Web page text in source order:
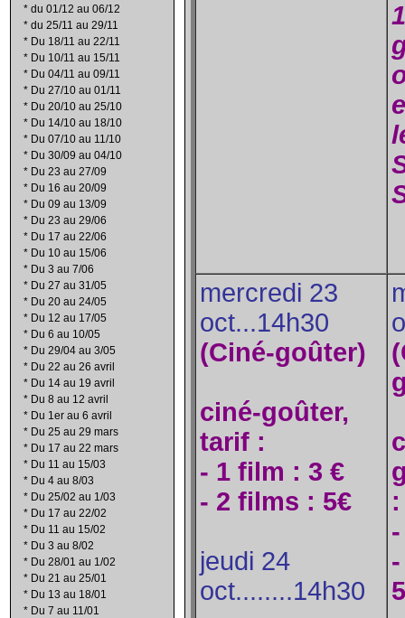
* du 01/12 au 06/12
* du 25/11 au 29/11
* Du 18/11 au 22/11
* Du 10/11 au 15/11
* Du 04/11 au 09/11
* Du 27/10 au 01/11
* Du 20/10 au 25/10
* Du 14/10 au 18/10
* Du 07/10 au 11/10
* Du 30/09 au 04/10
* Du 23 au 27/09
* Du 16 au 20/09
* Du 09 au 13/09
* Du 23 au 29/06
* Du 17 au 22/06
* Du 10 au 15/06
* Du 3 au 7/06
* Du 27 au 31/05
* Du 20 au 24/05
* Du 12 au 17/05
* Du 6 au 10/05
* Du 29/04 au 3/05
* Du 22 au 26 avril
* Du 14 au 19 avril
* Du 8 au 12 avril
* Du 1er au 6 avril
* Du 25 au 29 mars
* Du 17 au 22 mars
* Du 11 au 15/03
* Du 4 au 8/03
* Du 25/02 au 1/03
* Du 17 au 22/02
* Du 11 au 15/02
* Du 3 au 8/02
* Du 28/01 au 1/02
* Du 21 au 25/01
* Du 13 au 18/01
* Du 7 au 11/01
mercredi 23
oct...14h30
(Ciné-goûter)
ciné-goûter,
tarif :
- 1 film : 3 €
- 2 films : 5€
jeudi 24
oct........14h30
: